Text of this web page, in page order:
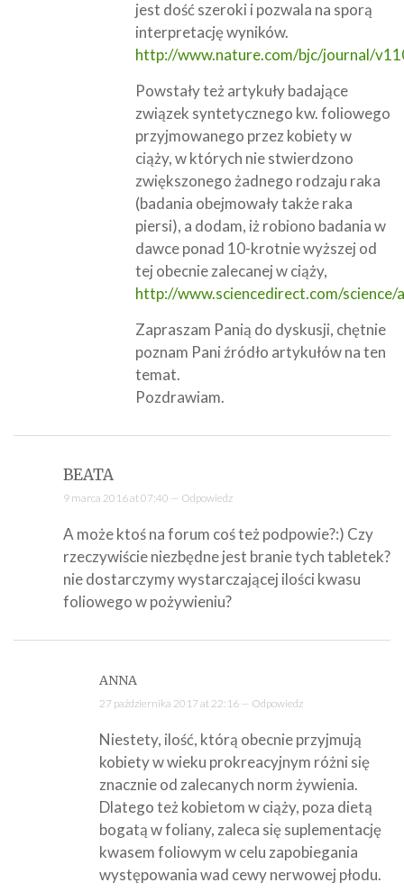
jest dość szeroki i pozwala na sporą
interpretację wyników.
http://www.nature.com/bjc/journal/
Powstały też artykuły badające
związek syntetycznego kw. foliowego
przyjmowanego przez kobiety w
ciąży, w których nie stwierdzono
zwiększonego żadnego rodzaju raka
(badania obejmowały także raka
piersi), a dodam, iż robiono badania w
dawce ponad 10-krotnie wyższej od
tej obecnie zalecanej w ciąży,
http://www.sciencedirect.com/
Zapraszam Panią do dyskusji, chętnie
poznam Pani źródło artykułów na ten
temat.
Pozdrawiam.
BEATA
9 marca 2016 at 07:40 — Odpowiedz
A może ktoś na forum coś też podpowie?:) Czy
rzeczywiście niezbędne jest branie tych tabletek?
nie dostarczymy wystarczającej ilości kwasu
foliowego w pożywieniu?
ANNA
27 października 2017 at 22:16 — Odpowiedz
Niestety, ilość, którą obecnie przyjmują
kobiety w wieku prokreacyjnym różni się
znacznie od zalecanych norm żywienia.
Dlatego też kobietom w ciąży, poza dietą
bogatą w foliany, zaleca się suplementację
kwasem foliowym w celu zapobiegania
występowania wad cewy nerwowej płodu.